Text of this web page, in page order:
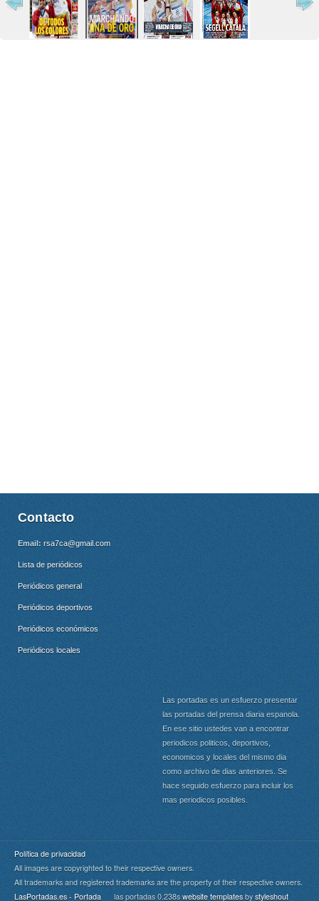
Contacto
Email: rsa7ca@gmail.com
Lista de periódicos
Periódicos general
Periódicos deportivos
Periódicos económicos
Periódicos locales
Las portadas es un esfuerzo presentar
las portadas del prensa diaria espanola.
En ese sitio ustedes van a encontrar
periodicos politicos, deportivos,
economicos y locales del mismo dia
como archivo de dias anteriores. Se
hace seguido esfuerzo para incluir los
mas periodicos posibles.
Política de privacidad
All images are copyrighted to their respective owners.
All trademarks and registered trademarks are the property of their respective owners.
LasPortadas.es - Portada las portadas 0.238s website templates by styleshout